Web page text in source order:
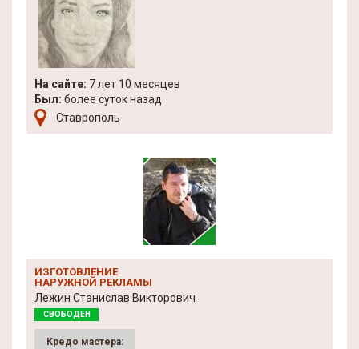
На сайте: 7 лет 10 месяцев
Был: более суток назад
Ставрополь
ИЗГОТОВЛЕНИЕ
НАРУЖНОЙ РЕКЛАМЫ
Лежин Станислав Викторович
СВОБОДЕН
Кредо мастера: